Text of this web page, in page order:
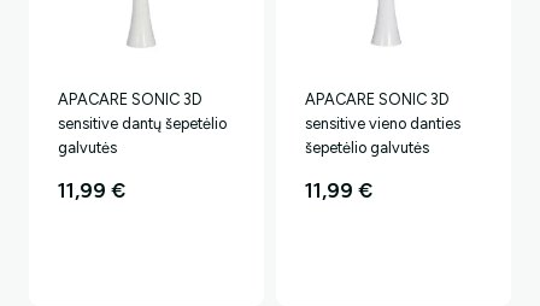
APACARE SONIC 3D
sensitive dantų šepetėlio
galvutės
11,99€
APACARE SONIC 3D
sensitive vieno danties
šepetėlio galvutės
11,99€